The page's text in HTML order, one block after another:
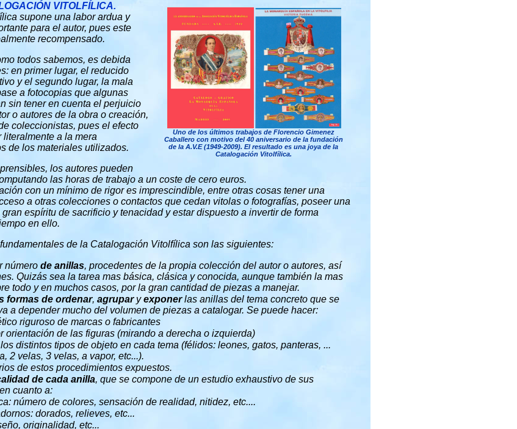
Uno de los últimos trabajos de Florencio Gimenez
Caballero con motivo del 40 aniversario de la fundación
de la A.V.E (1949-2009). El resultado es una joya de la
Catalogación Vitolfílica.
VITOLFÍLICA.
supone una labor ardua y
para el autor, pues este
recompensado.
todos sabemos, es debida
en primer lugar, el reducido
y el segundo lugar, la mala
a fotocopias que algunas
sin tener en cuenta el perjuicio
o autores de la obra o creación,
coleccionistas, pues el efecto
a la mera
de los materiales utilizados.
los autores pueden
las horas de trabajo a un coste de cero euros.
con un mínimo de rigor es imprescindible, entre otras cosas tener una
a otras colecciones o contactos que cedan vitolas o fotografías, poseer una
espíritu de sacrificio y tenacidad y estar dispuesto a invertir de forma
en ello.
de la Catalogación Vitolfílica son las siguientes:
número de anillas, procedentes de la propia colección del autor o autores, así
Quizás sea la tarea mas básica, clásica y conocida, aunque también la mas
todo y en muchos casos, por la gran cantidad de piezas a manejar.
formas de ordenar, agruparyexponerlas anillas del tema concreto que se
a depender mucho del volumen de piezas a catalogar. Se puede hacer:
riguroso de marcas o fabricantes
orientación de las figuras (mirando a derecha o izquierda)
distintos tipos de objeto en cada tema (félidos: leones, gatos, panteras, ...
2 velas, 3 velas, a vapor, etc...).
de estos procedimientos expuestos.
de cada anilla, que se compone de un estudio exhaustivo de sus
cuanto a:
número de colores, sensación de realidad, nitidez, etc....
dorados, relieves, etc...
originalidad, etc...